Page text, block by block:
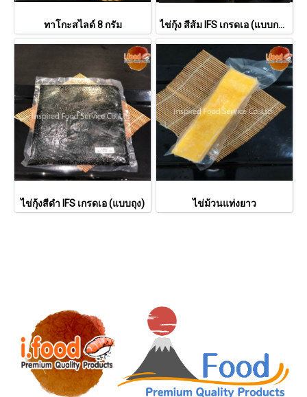
ทาโกะสไลด์ 8 กรัม ไข่กุ้ง สีส้ม IFS เกรดเอ (แบบกล่อง)
ไข่กุ้งสีดำ IFS เกรดเอ (แบบถุง) ไข่ม้วนแท่งยาว